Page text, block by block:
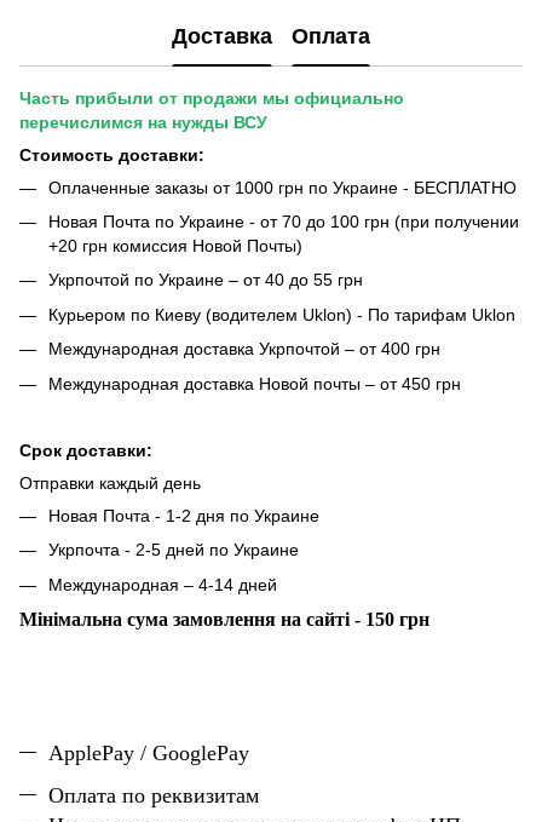
Доставка Оплата
Часть прибыли от продажи мы официально
перечислимся на нужды ВСУ
Стоимость доставки:
Оплаченные заказы от 1000 грн по Украине - БЕСПЛАТНО
Новая Почта по Украине - от 70 до 100 грн (при получении
+20 грн комиссия Новой Почты)
Укрпочтой по Украине – от 40 до 55 грн
Курьером по Киеву (водителем Uklon) - По тарифам Uklon
Международная доставка Укрпочтой – от 400 грн
Международная доставка Новой почты – от 450 грн
Срок доставки:
Отправки каждый день
Новая Почта - 1-2 дня по Украине
Укрпочта - 2-5 дней по Украине
Международная – 4-14 дней
Мінімальна сума замовлення на сайті - 150 грн
ApplePay / GooglePay
Оплата по реквизитам